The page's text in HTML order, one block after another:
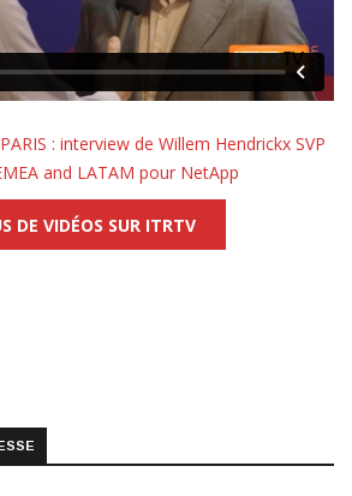
: interview de Willem Hendrickx SVP
and LATAM pour NetApp
DE VIDÉOS SUR ITRTV